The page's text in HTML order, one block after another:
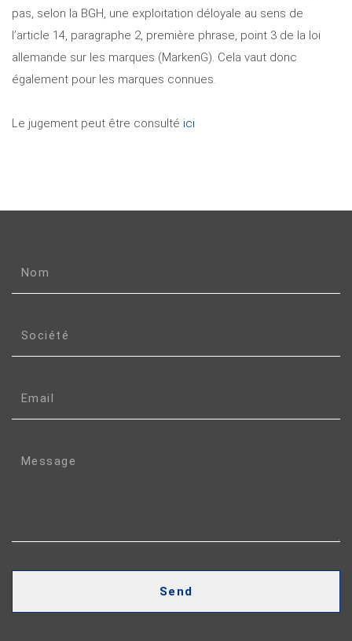
pas, selon la BGH, une exploitation déloyale au sens de
l’article 14, paragraphe 2, première phrase, point 3 de la loi
allemande sur les marques (MarkenG). Cela vaut donc
également pour les marques connues.
Le jugement peut être consulté ici